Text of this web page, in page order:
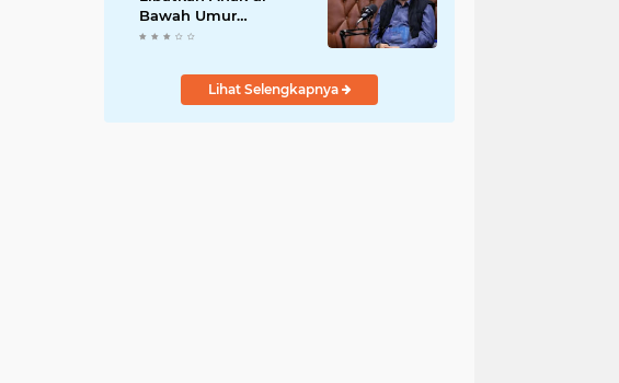
Bawah Umur
Promosikan Liquid
Bertindak Tegas
Lihat Selengkapnya